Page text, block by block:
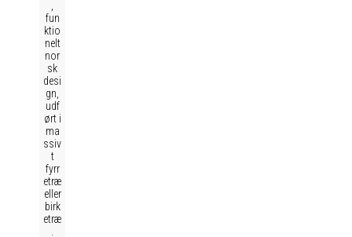
fun
ktio
nelt
nor
sk
desi
gn,
udf
ørt i
ma
ssiv
t
fyrr
etræ
eller
birk
etræ